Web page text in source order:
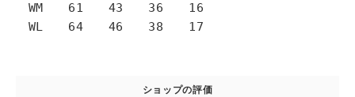
WM 61 43 36 16
WL 64 46 38 17
ショップの評価